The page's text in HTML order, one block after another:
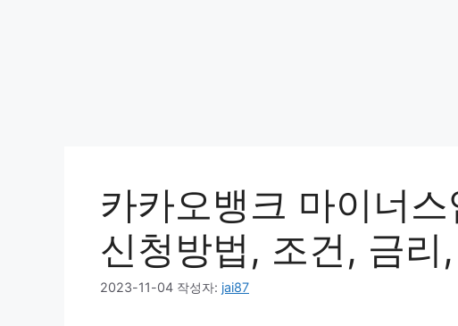
카카오뱅크 마이너
신청방법, 조건, 금리
2023-11-04 작성자: jai87